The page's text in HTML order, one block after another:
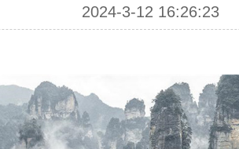
2024-3-12 16:26:23